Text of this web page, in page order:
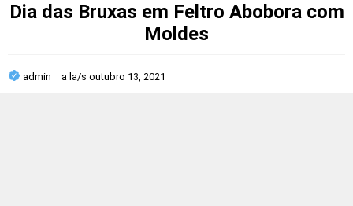
Dia das Bruxas em Feltro Abobora com
Moldes
admin a la/s outubro 13, 2021